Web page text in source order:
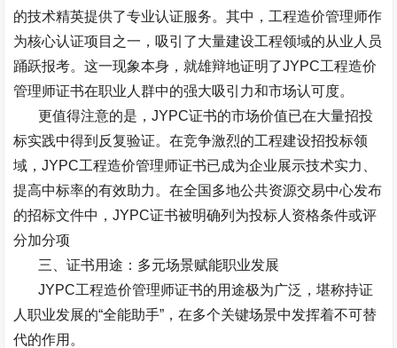
的技术精英提供了专业认证服务。其中，工程造价管理师作
为核心认证项目之一，吸引了大量建设工程领域的从业人员
踊跃报考。这一现象本身，就雄辩地证明了JYPC工程造价
管理师证书在职业人群中的强大吸引力和市场认可度。
更值得注意的是，JYPC证书的市场价值已在大量招投
标实践中得到反复验证。在竞争激烈的工程建设招投标领
域，JYPC工程造价管理师证书已成为企业展示技术实力、
提高中标率的有效助力。在全国多地公共资源交易中心发布
的招标文件中，JYPC证书被明确列为投标人资格条件或评
分加分项
三、证书用途：多元场景赋能职业发展
JYPC工程造价管理师证书的用途极为广泛，堪称持证
人职业发展的“全能助手” ，在多个关键场景中发挥着不可替
代的作用。